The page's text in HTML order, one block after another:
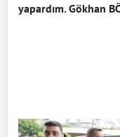
yapardım. Gökhan